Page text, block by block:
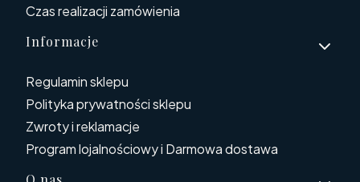
Czas realizacji zamówienia
Informacje
Regulamin sklepu
Polityka prywatności sklepu
Zwroty i reklamacje
Program lojalnościowy i Darmowa dostawa